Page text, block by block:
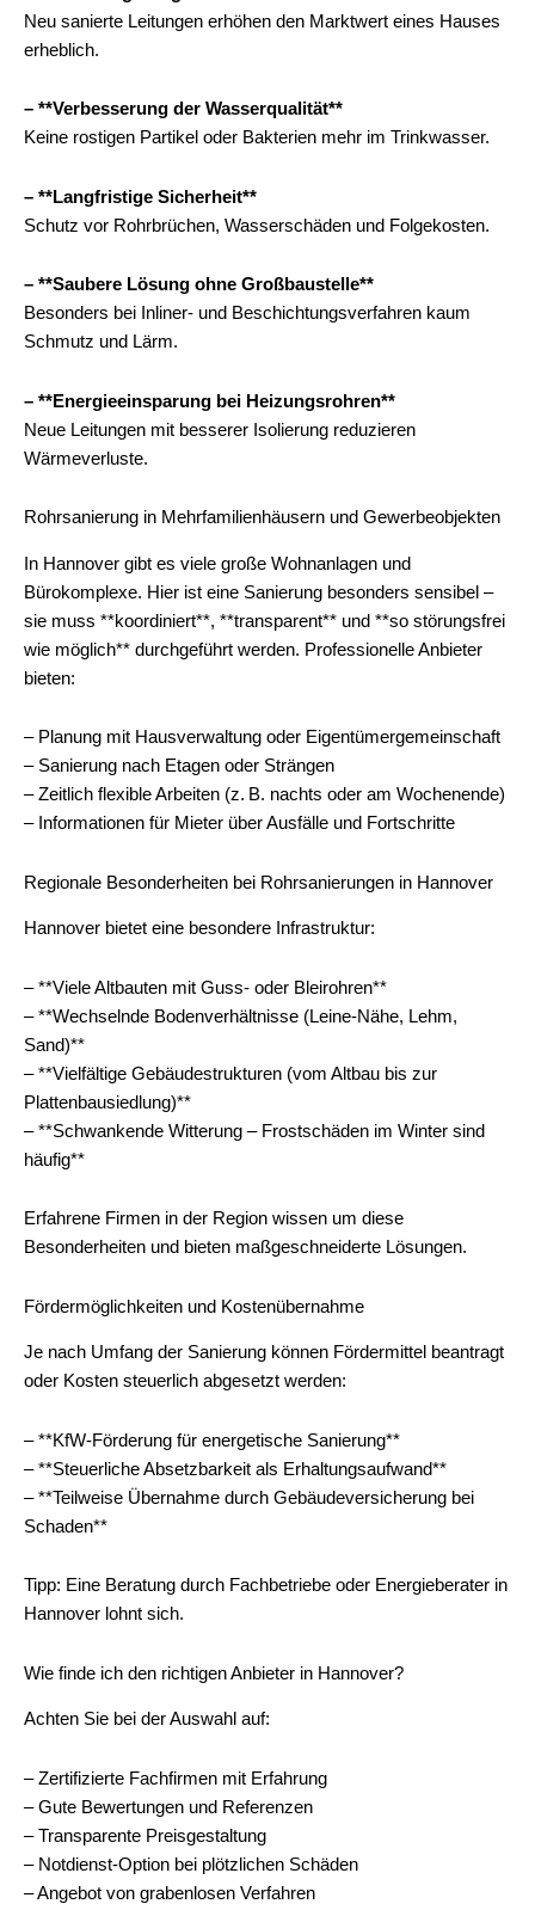
Neu sanierte Leitungen erhöhen den Marktwert eines Hauses
erheblich.
– **Verbesserung der Wasserqualität**
Keine rostigen Partikel oder Bakterien mehr im Trinkwasser.
– **Langfristige Sicherheit**
Schutz vor Rohrbrüchen, Wasserschäden und Folgekosten.
– **Saubere Lösung ohne Großbaustelle**
Besonders bei Inliner- und Beschichtungsverfahren kaum
Schmutz und Lärm.
– **Energieeinsparung bei Heizungsrohren**
Neue Leitungen mit besserer Isolierung reduzieren
Wärmeverluste.
Rohrsanierung in Mehrfamilienhäusern und Gewerbeobjekten
In Hannover gibt es viele große Wohnanlagen und
Bürokomplexe. Hier ist eine Sanierung besonders sensibel –
sie muss **koordiniert**, **transparent** und **so störungsfrei
wie möglich** durchgeführt werden. Professionelle Anbieter
bieten:
– Planung mit Hausverwaltung oder Eigentümergemeinschaft
– Sanierung nach Etagen oder Strängen
– Zeitlich flexible Arbeiten (z. B. nachts oder am Wochenende)
– Informationen für Mieter über Ausfälle und Fortschritte
Regionale Besonderheiten bei Rohrsanierungen in Hannover
Hannover bietet eine besondere Infrastruktur:
– **Viele Altbauten mit Guss- oder Bleirohren**
– **Wechselnde Bodenverhältnisse (Leine-Nähe, Lehm,
Sand)**
– **Vielfältige Gebäudestrukturen (vom Altbau bis zur
Plattenbausiedlung)**
– **Schwankende Witterung – Frostschäden im Winter sind
häufig**
Erfahrene Firmen in der Region wissen um diese
Besonderheiten und bieten maßgeschneiderte Lösungen.
Fördermöglichkeiten und Kostenübernahme
Je nach Umfang der Sanierung können Fördermittel beantragt
oder Kosten steuerlich abgesetzt werden:
– **KfW-Förderung für energetische Sanierung**
– **Steuerliche Absetzbarkeit als Erhaltungsaufwand**
– **Teilweise Übernahme durch Gebäudeversicherung bei
Schaden**
Tipp: Eine Beratung durch Fachbetriebe oder Energieberater in
Hannover lohnt sich.
Wie finde ich den richtigen Anbieter in Hannover?
Achten Sie bei der Auswahl auf:
– Zertifizierte Fachfirmen mit Erfahrung
– Gute Bewertungen und Referenzen
– Transparente Preisgestaltung
– Notdienst-Option bei plötzlichen Schäden
– Angebot von grabenlosen Verfahren